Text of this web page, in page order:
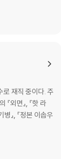
재직 중이다. 주
외면』, 『핫 라
』, 『정본 이솝우